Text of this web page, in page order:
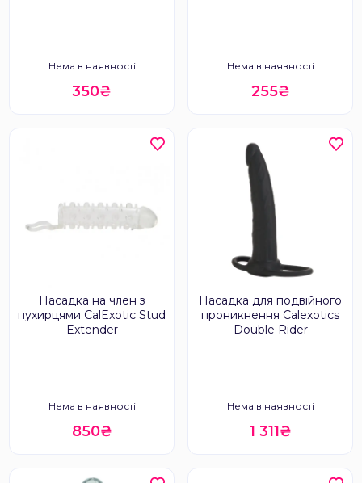
Нема в наявності
350₴
Нема в наявності
255₴
Насадка на член з
пухирцями CalExotic Stud
Extender
Нема в наявності
850₴
Насадка для подвійного
проникнення Calexotics
Double Rider
Нема в наявності
1 311₴